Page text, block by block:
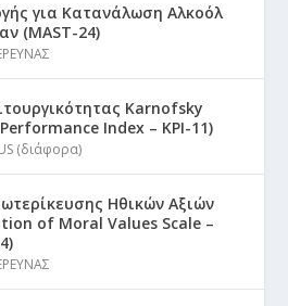
για Κατανάλωση Αλκοόλ
(MAST-24)
Karnofsky
Index – KPI-11)
(διάφορα)
Ηθικών Αξιών
of Moral Values Scale –